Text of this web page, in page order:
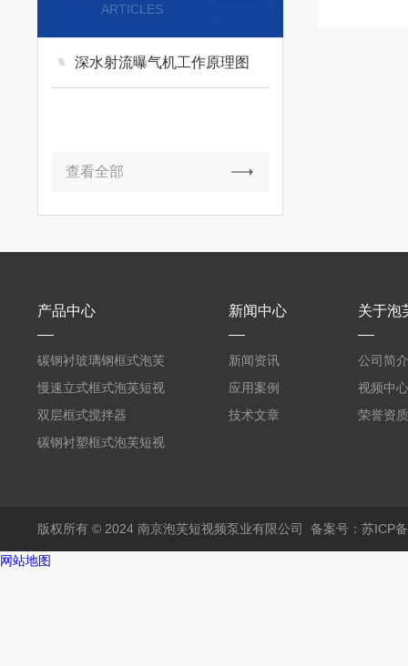
ARTICLES
深水射流曝气机工作原理图
查看全部
产品中心
碳钢衬玻璃钢框式泡芙
短视频黄
慢速立式框式泡芙短视
频黄
双层框式搅拌器
碳钢衬塑框式泡芙短视
新闻中心
新闻资讯
应用案例
技术文章
关于泡
公司简介
视频中心
荣誉资质
版权所有 © 2024 南京泡芙短视频泵业有限公司 备案号：苏ICP
网站地图